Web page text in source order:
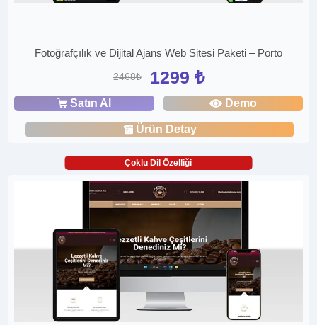
Fotoğrafçılık ve Dijital Ajans Web Sitesi Paketi – Porto
2468₺ 1299 ₺
Satın Al Demo
Ürün Detay
Çoklu Dil Özelliği